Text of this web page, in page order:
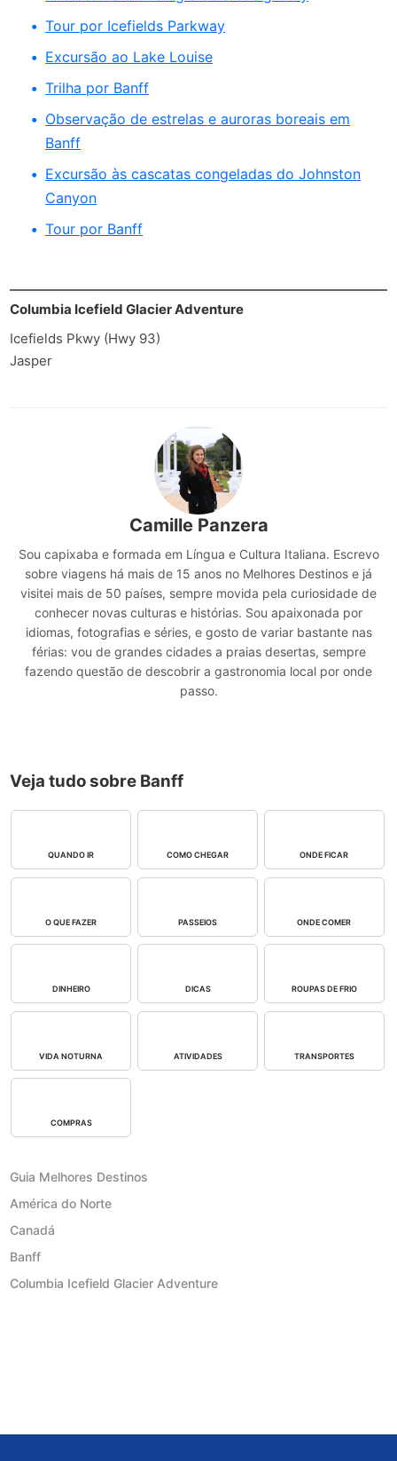
Tour por Icefields Parkway
Excursão ao Lake Louise
Trilha por Banff
Observação de estrelas e auroras boreais em
Banff
Excursão às cascatas congeladas do Johnston
Canyon
Tour por Banff
Columbia Icefield Glacier Adventure
Icefields Pkwy (Hwy 93)
Jasper
Camille Panzera
Sou capixaba e formada em Língua e Cultura Italiana. Escrevo
sobre viagens há mais de 15 anos no Melhores Destinos e já
visitei mais de 50 países, sempre movida pela curiosidade de
conhecer novas culturas e histórias. Sou apaixonada por
idiomas, fotografias e séries, e gosto de variar bastante nas
férias: vou de grandes cidades a praias desertas, sempre
fazendo questão de descobrir a gastronomia local por onde
passo.
Veja tudo sobre Banff
QUANDO IR COMO CHEGAR ONDE FICAR
O QUE FAZER PASSEIOS ONDE COMER
DINHEIRO DICAS ROUPAS DE FRIO
VIDA NOTURNA ATIVIDADES TRANSPORTES
COMPRAS
Guia Melhores Destinos
América do Norte
Canadá
Banff
Columbia Icefield Glacier Adventure